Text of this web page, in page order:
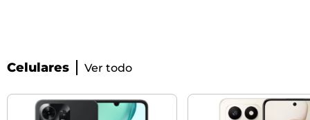
Celulares Ver todo